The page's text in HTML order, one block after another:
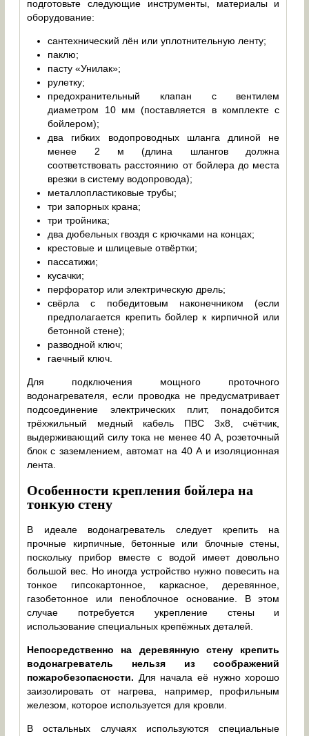
подготовьте следующие инструменты, материалы и
оборудование:
сантехнический лён или уплотнительную ленту;
паклю;
пасту «Унилак»;
рулетку;
предохранительный клапан с вентилем
диаметром 10 мм (поставляется в комплекте с
бойлером);
два гибких водопроводных шланга длиной не
менее 2 м (длина шлангов должна
соответствовать расстоянию от бойлера до места
врезки в систему водопровода);
металлопластиковые трубы;
три запорных крана;
три тройника;
два дюбельных гвоздя с крючками на концах;
крестовые и шлицевые отвёртки;
пассатижи;
кусачки;
перфоратор или электрическую дрель;
свёрла с победитовым наконечником (если
предполагается крепить бойлер к кирпичной или
бетонной стене);
разводной ключ;
гаечный ключ.
Для подключения мощного проточного
водонагревателя, если проводка не предусматривает
подсоединение электрических плит, понадобится
трёхжильный медный кабель ПВС 3х8, счётчик,
выдерживающий силу тока не менее 40 А, розеточный
блок с заземлением, автомат на 40 А и изоляционная
лента.
Особенности крепления бойлера на
тонкую стену
В идеале водонагреватель следует крепить на
прочные кирпичные, бетонные или блочные стены,
поскольку прибор вместе с водой имеет довольно
большой вес. Но иногда устройство нужно повесить на
тонкое гипсокартонное, каркасное, деревянное,
газобетонное или пеноблочное основание. В этом
случае потребуется укрепление стены и
использование специальных крепёжных деталей.
Непосредственно на деревянную стену крепить
водонагреватель нельзя из соображений
пожаробезопасности. Для начала её нужно хорошо
заизолировать от нагрева, например, профильным
железом, которое используется для кровли.
В остальных случаях используются специальные